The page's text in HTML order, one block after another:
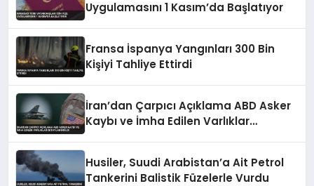
Uygulamasını 1 Kasım’da Başlatıyor
Fransa İspanya Yangınları 300 Bin
Kişiyi Tahliye Ettirdi
İran’dan Çarpıcı Açıklama ABD Asker
Kaybı ve İmha Edilen Varlıklar
Husiler, Suudi Arabistan’a Ait Petrol
Tankerini Balistik Füzelerle Vurdu